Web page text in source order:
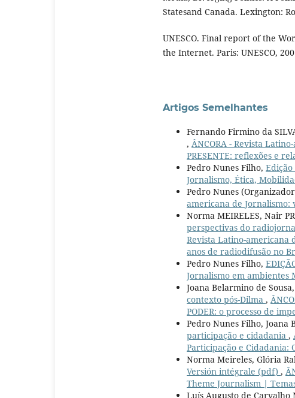
Statesand Canada. Lexington:
UNESCO. Final report of the
the Internet. Paris: UNESCO,
Artigos Semelhantes
Fernando Firmino da
, ÂNCORA - Revista
PRESENTE: reflexões e
Pedro Nunes Filho,
Jornalismo, Ética,
Pedro Nunes
americana de Jornalismo:
Norma MEIRELES, Nair
perspectivas do
Revista Latino-americana
anos de radiodifusão no
Pedro Nunes Filho,
Jornalismo em ambientes
Joana Belarmino de Sousa,
contexto pós-Dilma ,
PODER: o processo de
Pedro Nunes Filho, Joana
participação e cidadania ,
Participação e Cidadania:
Norma Meireles, Glória
Versión intégrale (pdf) ,
Theme Journalism |
Luís Augusto de Carvalho